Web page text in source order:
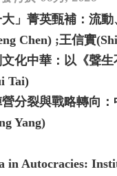
」菁英甄補：流
Chen) ;王信實
化中華：以《聲
Tai)
分裂與戰略轉向：
Yang)
in Autocracies: